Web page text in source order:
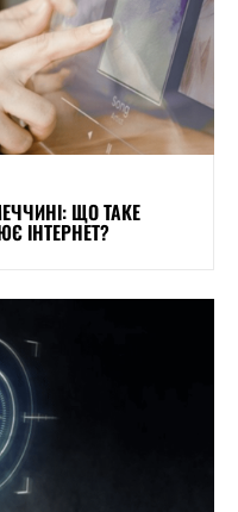
ЩО ТАКЕ
ІНТЕРНЕТ?